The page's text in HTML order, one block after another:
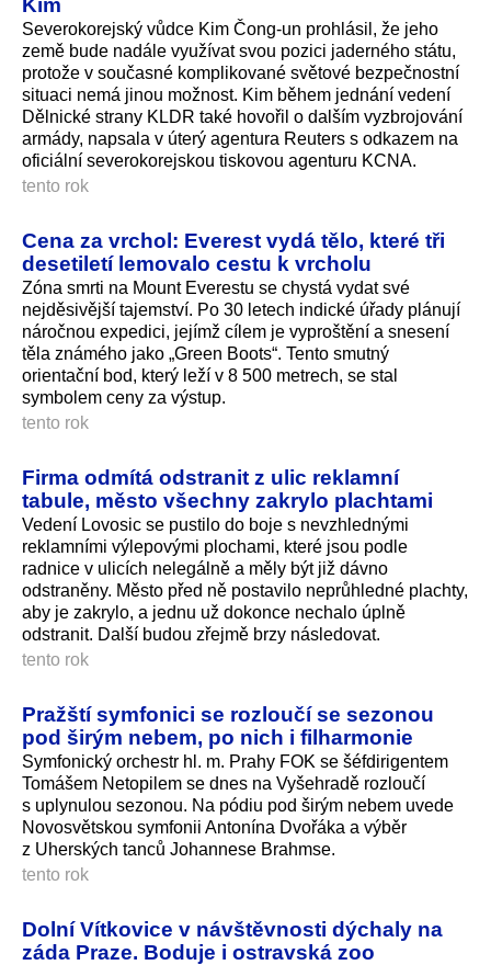
Severokorejský vůdce Kim Čong-un prohlásil, že jeho
země bude nadále využívat svou pozici jaderného státu,
protože v současné komplikované světové bezpečnostní
situaci nemá jinou možnost. Kim během jednání vedení
Dělnické strany KLDR také hovořil o dalším vyzbrojování
armády, napsala v úterý agentura Reuters s odkazem na
oficiální severokorejskou tiskovou agenturu KCNA.
tento rok
Cena za vrchol: Everest vydá tělo, které tři
desetiletí lemovalo cestu k vrcholu
Zóna smrti na Mount Everestu se chystá vydat své
nejděsivější tajemství. Po 30 letech indické úřady plánují
náročnou expedici, jejímž cílem je vyproštění a snesení
těla známého jako „Green Boots“. Tento smutný
orientační bod, který leží v 8 500 metrech, se stal
symbolem ceny za výstup.
tento rok
Firma odmítá odstranit z ulic reklamní
tabule, město všechny zakrylo plachtami
Vedení Lovosic se pustilo do boje s nevzhlednými
reklamními výlepovými plochami, které jsou podle
radnice v ulicích nelegálně a měly být již dávno
odstraněny. Město před ně postavilo neprůhledné plachty,
aby je zakrylo, a jednu už dokonce nechalo úplně
odstranit. Další budou zřejmě brzy následovat.
tento rok
Pražští symfonici se rozloučí se sezonou
pod širým nebem, po nich i filharmonie
Symfonický orchestr hl. m. Prahy FOK se šéfdirigentem
Tomášem Netopilem se dnes na Vyšehradě rozloučí
s uplynulou sezonou. Na pódiu pod širým nebem uvede
Novosvětskou symfonii Antonína Dvořáka a výběr
z Uherských tanců Johannese Brahmse.
tento rok
Dolní Vítkovice v návštěvnosti dýchaly na
záda Praze. Boduje i ostravská zoo